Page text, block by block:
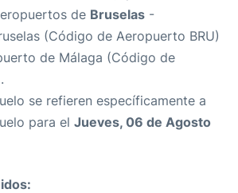
de Bruselas -
(Código de Aeropuerto BRU)
de Málaga (Código de
se refieren específicamente a
para el Jueves, 06 de Agosto